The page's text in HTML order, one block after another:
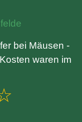
bei Mäusen -
waren im